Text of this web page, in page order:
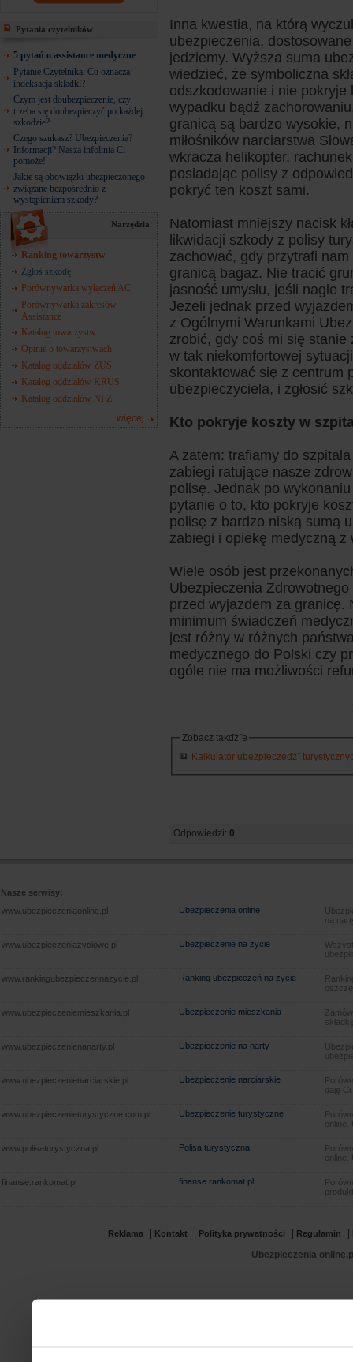
Pytania czytelników
5 pytań o assistance medyczne
Pytanie Czytelnika: Co oznacza
indeksacja składki?
Czym jest doubezpieczenie, czy
trzeba się doubezpieczyć po każdej
szkodzie?
Czego szukasz? Ubezpieczenia?
Informacji? Nasza infolinia Ci
pomoże!
Jakie są obowiązki ubezpieczonego
związane bezpośrednio z
wystąpieniem szkody?
Narzędzia
Ranking towarzystw
Zgłoś szkodę
Porównywarka wyłączeń AC
Porównywarka zakresów
Assistance
Katalog towarzystw
Opinie o towarzystwach
Katalog oddziałów ZUS
Katalog oddziałów KRUS
Katalog oddziałów NFZ
więcej
Inna kwestia, na którą
ubezpieczenia,
jedziemy. Wyższa suma
wiedzieć, że symboliczna
odszkodowanie i nie
wypadku bądź
granicą są bardzo wysokie,
miłośników narciarstwa
wkracza helikopter,
posiadając polisy z
pokryć ten koszt sami.
Natomiast mniejszy nacisk
likwidacji szkody z polisy
zachować, gdy przytrafi
granicą bagaż. Nie tracić
jasność umysłu, jeśli nagle
Jeżeli jednak przed
z Ogólnymi Warunkami
zrobić, gdy coś mi się stanie
w tak niekomfortowej
skontaktować się z centrum
ubezpieczyciela, i zgłosić
Kto pokryje koszty w
A zatem: trafiamy do
zabiegi ratujące nasze
polisę. Jednak po
pytanie o to, kto pokryje
polisę z bardzo niską sumą
zabiegi i opiekę medyczną z
Wiele osób jest
Ubezpieczenia
przed wyjazdem za granicę.
minimum świadczeń
jest różny w różnych
medycznego do Polski czy
ogóle nie ma możliwości
Zobacz takďż˝e
Kalkulator ubezpieczeďż˝
Odpowiedzi: 0
Nasze serwisy:
www.ubezpieczeniaonline.pl
Ubezpieczenia online
na
www.ubezpieczeniazyciowe.pl Ubezpieczenie na życie
www.rankingubezpieczennazycie.pl Ranking ubezpieczeń na życie
www.ubezpieczeniemieszkania.pl Ubezpieczenie mieszkania
www.ubezpieczenienanarty.pl Ubezpieczenie na narty
www.ubezpieczenienarciarskie.pl Ubezpieczenie narciarskie
daję
www.ubezpieczenieturystyczne.com.pl Ubezpieczenie turystyczne
www.polisaturystyczna.pl Polisa turystyczna
finanse.rankomat.pl finanse.rankomat.pl
Reklama Kontakt Polityka prywatności Regulamin
Ubezpieczenia